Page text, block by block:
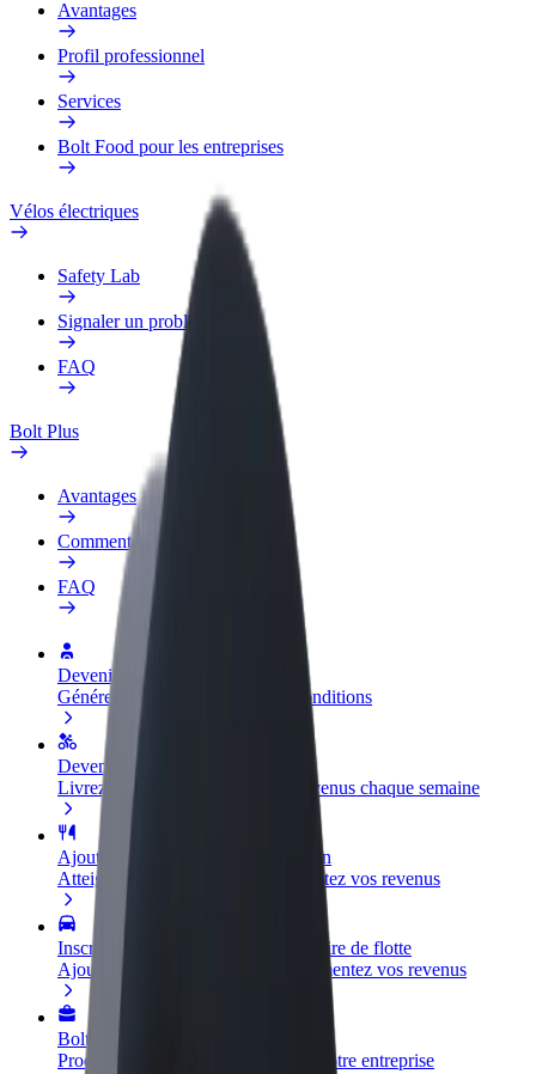
Avantages
Profil professionnel
Services
Bolt Food pour les entreprises
Vélos électriques
Safety Lab
Signaler un problème
FAQ
Bolt Plus
Avantages
Comment s'inscrire
FAQ
Devenir partenaire chauffeur
Générez des revenus selon vos conditions
Devenir livreur
Livrez des repas et générez des revenus chaque semaine
Ajouter un restaurant ou un magasin
Atteignez plus de clients et augmentez vos revenus
Inscrivez-vous en tant que propriétaire de flotte
Ajoutez votre flotte sur Bolt et augmentez vos revenus
Bolt for Business
Produits et services Bolt adaptés à votre entreprise